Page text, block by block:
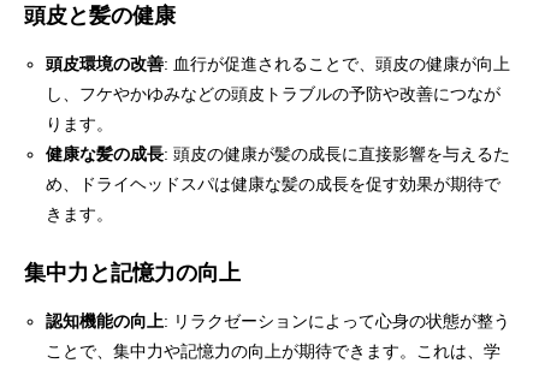
頭皮と髪の健康
頭皮環境の改善: 血行が促進されることで、頭皮の健康が向上
し、フケやかゆみなどの頭皮トラブルの予防や改善につなが
ります。
健康な髪の成長: 頭皮の健康が髪の成長に直接影響を与えるた
め、ドライヘッドスパは健康な髪の成長を促す効果が期待で
きます。
集中力と記憶力の向上
認知機能の向上: リラクゼーションによって心身の状態が整う
ことで、集中力や記憶力の向上が期待できます。これは、学